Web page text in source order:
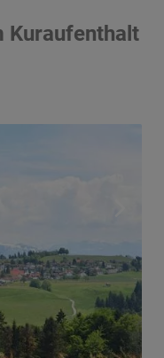
Kuraufenthalt